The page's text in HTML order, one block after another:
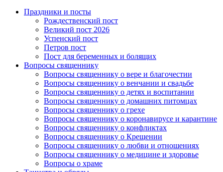
Праздники и посты
Рождественский пост
Великий пост 2026
Успенский пост
Петров пост
Пост для беременных и болящих
Вопросы священнику
Вопросы священнику о вере и благочестии
Вопросы священнику о венчании и свадьбе
Вопросы священнику о детях и воспитании
Вопросы священнику о домашних питомцах
Вопросы священнику о грехе
Вопросы священнику о коронавирусе и карантине
Вопросы священнику о конфликтах
Вопросы священнику о Крещении
Вопросы священнику о любви и отношениях
Вопросы священнику о медицине и здоровье
Вопросы о храме